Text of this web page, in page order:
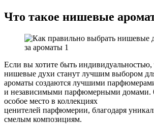
Что такое нишевые
Если вы хотите быть
нишевые духи станут лучшим выбором
ароматы создаются лучшими
и независимыми парфюмерными домами.
особое место в коллекциях
ценителей парфюмерии, благодаря
смелым композициям.